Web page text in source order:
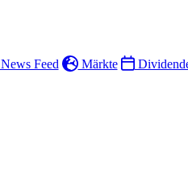
News Feed Märkte